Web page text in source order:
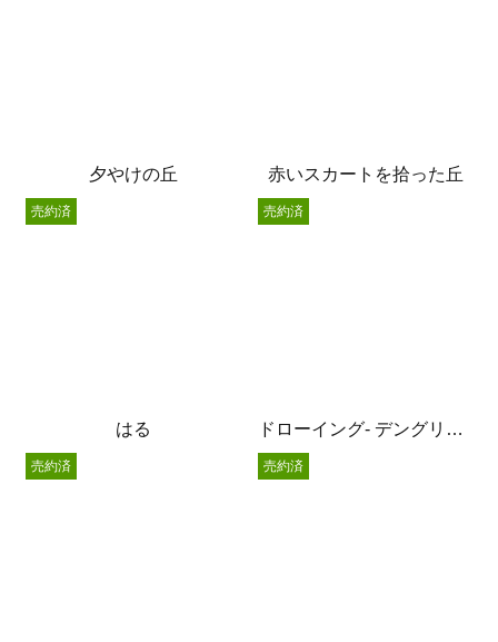
夕やけの丘 赤いスカートを拾った丘
はる
売約済
ドローイング- デングリムシ –
売約済
売約済 売約済